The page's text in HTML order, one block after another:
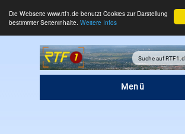
Die Webseite www.rtf1.de benutzt Cookies zur Darstellung
bestimmter Seiteninhalte. Weitere Infos
Menü